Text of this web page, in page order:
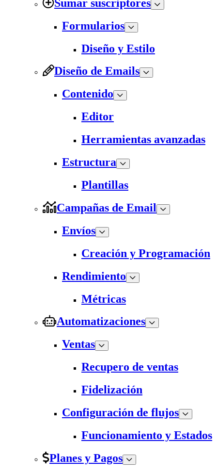
Sumar suscriptores
Formularios
Diseño y Estilo
Diseño de Emails
Contenido
Editor
Herramientas avanzadas
Estructura
Plantillas
Campañas de Email
Envíos
Creación y Programación
Rendimiento
Métricas
Automatizaciones
Ventas
Recupero de ventas
Fidelización
Configuración de flujos
Funcionamiento y Estados
Planes y Pagos